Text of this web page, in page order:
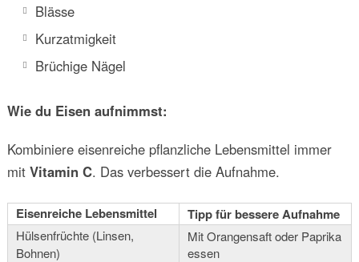
Blässe
Kurzatmigkeit
Brüchige Nägel
Wie du Eisen aufnimmst:
Kombiniere eisenreiche pflanzliche Lebensmittel immer
mit Vitamin C. Das verbessert die Aufnahme.
Eisenreiche Lebensmittel Tipp für bessere Aufnahme
Hülsenfrüchte (Linsen,
Bohnen)
Mit Orangensaft oder Paprika
essen